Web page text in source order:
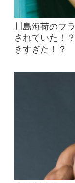
川島海荷のフ
されていた！
きすぎた！？